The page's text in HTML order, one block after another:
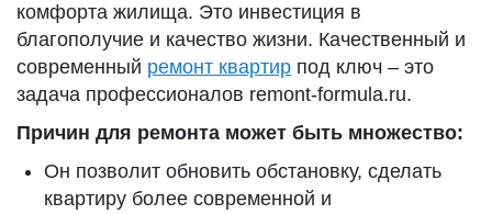
комфорта жилища. Это инвестиция в
благополучие и качество жизни. Качественный и
современный ремонт квартир под ключ – это
задача профессионалов remont-formula.ru.
Причин для ремонта может быть множество:
Он позволит обновить обстановку, сделать
квартиру более современной и